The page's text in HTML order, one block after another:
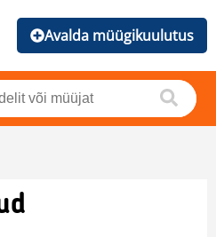
Avalda müügikuulutus